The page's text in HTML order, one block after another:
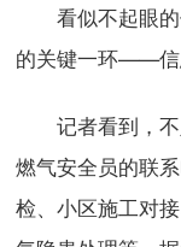
看似不起眼的
的关键一环——信
记者看到，不
燃气安全员的联
检、小区施工对